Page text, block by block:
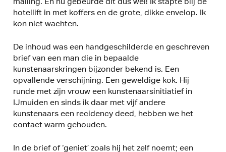
hotellift in met koffers en de grote, dikke envelop. Ik
kon niet wachten.
De inhoud was een handgeschilderde en geschreven
brief van een man die in bepaalde
kunstenaarskringen bijzonder bekend is. Een
opvallende verschijning. Een geweldige kok. Hij
runde met zijn vrouw een kunstenaarsinitiatief in
IJmuiden en sinds ik daar met vijf andere
kunstenaars een recidency deed, hebben we het
contact warm gehouden.
In de brief of ‘geniet’ zoals hij het zelf noemt; een